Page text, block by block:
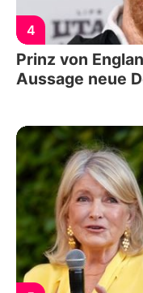
4
Prinz von
Aussage neue